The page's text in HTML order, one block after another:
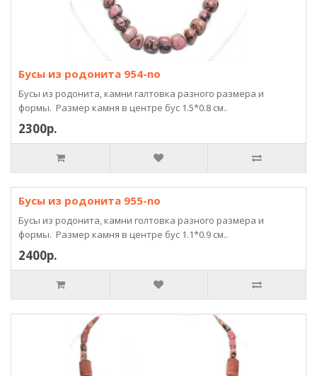
Бусы из родонита 954-no
Бусы из родонита, камни галтовка разного размера и
формы. Размер камня в центре бус 1.5*0.8 см..
2300р.
Бусы из родонита 955-no
Бусы из родонита, камни голтовка разного размера и
формы. Размер камня в центре бус 1.1*0.9 см..
2400р.